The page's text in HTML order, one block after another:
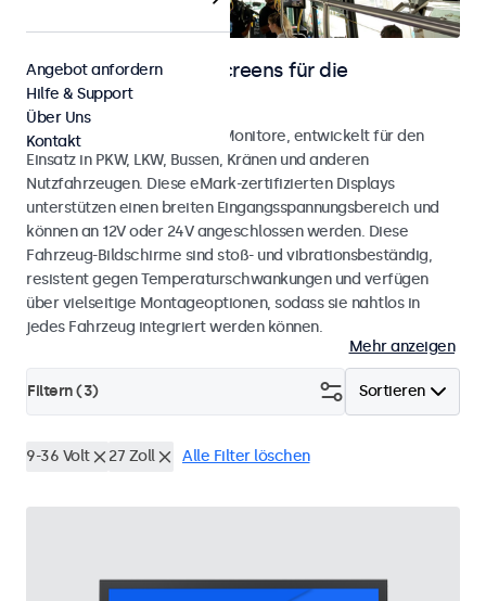
Monitore und Touchscreens für die
Fahrzeugintegration
Monitore und Touchscreen-Monitore, entwickelt für den
Einsatz in PKW, LKW, Bussen, Kränen und anderen
Nutzfahrzeugen. Diese eMark-zertifizierten Displays
unterstützen einen breiten Eingangsspannungsbereich und
können an 12V oder 24V angeschlossen werden. Diese
Fahrzeug-Bildschirme sind stoß- und vibrationsbeständig,
resistent gegen Temperaturschwankungen und verfügen
über vielseitige Montageoptionen, sodass sie nahtlos in
jedes Fahrzeug integriert werden können.
Mehr anzeigen
Sortieren
Filtern (3)
9-36 Volt 27 Zoll Alle Filter löschen
Angebot anfordern
Hilfe & Support
Über Uns
Kontakt